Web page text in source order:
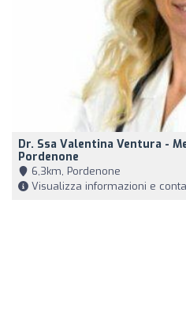
Dr. Ssa Valentina Ventura -
Pordenone
6,3km, Pordenone
Visualizza informazioni e